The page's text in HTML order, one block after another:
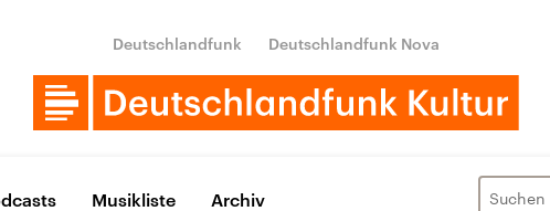
Deutschlandfunk Deutschlandfunk Nova
Musikliste Archiv